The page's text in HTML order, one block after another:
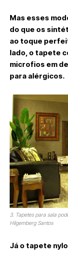
Mas esses
do que os
ao toque
lado, o tapete
microfios em
para alérgicos.
3. Tapetes para sala
Hilgemberg Santos
Já o tapete